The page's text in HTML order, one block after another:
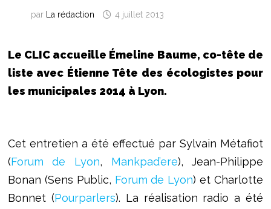
par La rédaction 4 juillet 2013
Le CLIC accueille Émeline Baume, co-tête de
liste avec Étienne Tête des écologistes pour
les municipales 2014 à Lyon.
Cet entretien a été effectué par Sylvain Métafiot
(Forum de Lyon, Mankpad’ere), Jean-Philippe
Bonan (Sens Public, Forum de Lyon) et Charlotte
Bonnet (Pourparlers). La réalisation radio a été